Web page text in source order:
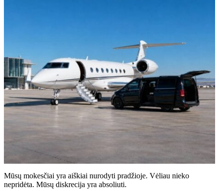
Mūsų mokesčiai yra aiškiai nurodyti pradžioje. Vėliau nieko
nepridėta. Mūsų diskrecija yra absoliuti.